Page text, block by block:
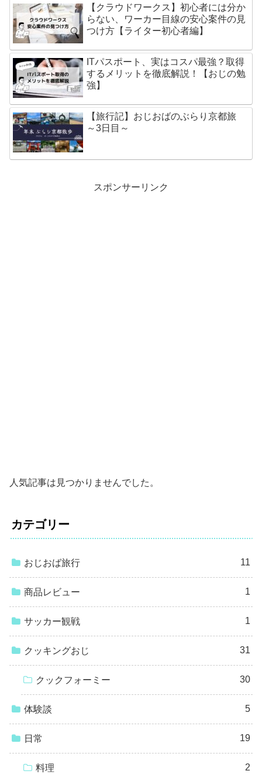
【クラウドワークス】初心者には分か
らない、ワーカー目線の安心案件の見
つけ方【ライター初心者編】
ITパスポート、実はコスパ最強？取得
するメリットを徹底解説！【おじの勉
強】
【旅行記】おじおばのぶらり京都旅
～3日目～
スポンサーリンク
人気記事は見つかりませんでした。
カテゴリー
おじおば旅行 11
商品レビュー 1
サッカー観戦 1
クッキングおじ 31
クックフォーミー 30
体験談 5
日常 19
料理 2